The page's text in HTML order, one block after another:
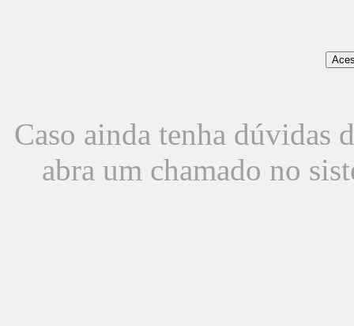
Caso ainda tenha dúvidas
abra um chamado no